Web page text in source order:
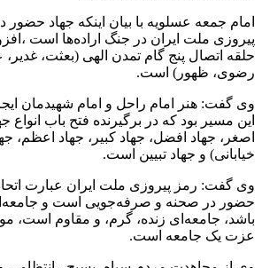
امام جمعه عسلویه با بیان اینکه جهاد حضور
پیروزی ملت ایران در جنگ اراده‌ها است
حلقه اتصال پنج گام تمدن الهی (بعثت،
رضوی، ظهور) است.
وی گفت: هنر امام راحل و امام شهیدمان
این مسیر بود که در برگیرنده فتح باب انواع
اصغر، جهاد افضل، جهاد کبیر، جهاد اعظم،
خیابانی) و جهاد تبیین است.
وی گفت: رمز پیروزی ملت ایران عبارت
حضور در صحنه و صرفه‌جویی است و
باشد، جامعه‌ای زنده، گرم، و مقاوم است،
عزت یک جامعه است.